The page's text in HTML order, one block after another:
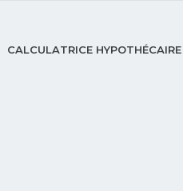
CALCULATRICE HYPOTHÉCAIRE